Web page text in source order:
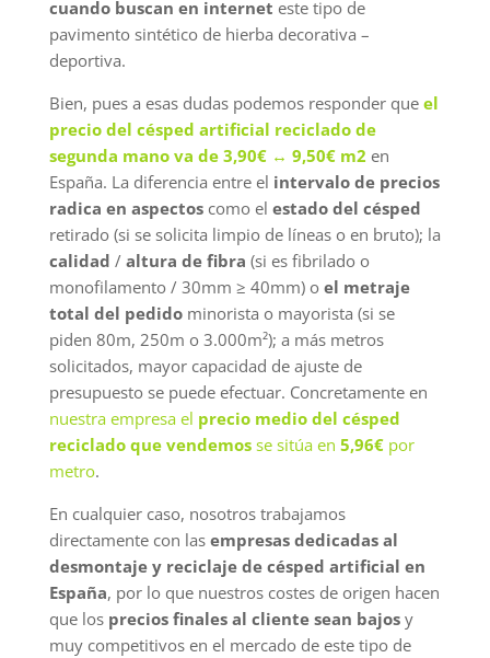
cuando buscan en internet este tipo de
pavimento sintético de hierba decorativa –
deportiva.
Bien, pues a esas dudas podemos responder que el
precio del césped artificial reciclado de
segunda mano va de 3,90€ ↔ 9,50€ m2 en
España. La diferencia entre el intervalo de precios
radica en aspectoscomo el estado del césped
retirado (si se solicita limpio de líneas o en bruto); la
calidad / altura de fibra (si es fibrilado o
monofilamento / 30mm ≥ 40mm) o el metraje
total del pedidominorista o mayorista (si se
piden 80m, 250m o 3.000m²); a más metros
solicitados, mayor capacidad de ajuste de
presupuesto se puede efectuar. Concretamente en
nuestra empresa el precio medio del césped
reciclado que vendemosse sitúa en 5,96€por
metro.
En cualquier caso, nosotros trabajamos
directamente con las empresas dedicadas al
desmontaje y reciclaje de césped artificial en
España, por lo que nuestros costes de origen hacen
que los precios finales al cliente sean bajosy
muy competitivos en el mercado de este tipo de